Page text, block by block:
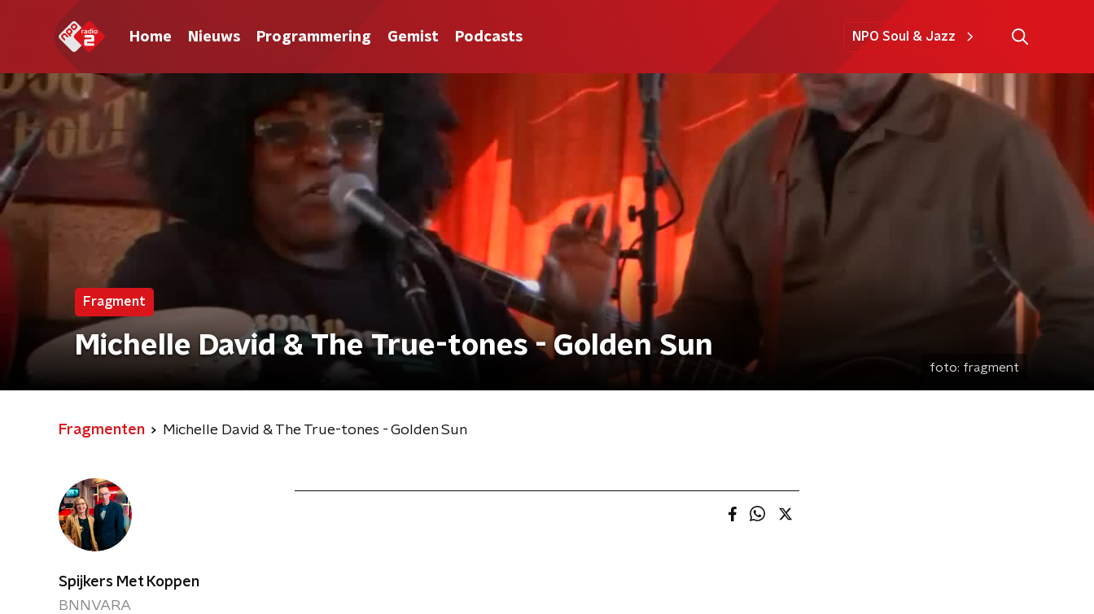
Home Nieuws Programmering Gemist Podcasts NPO Soul & Jazz
Fragment
Michelle David & The True-tones - Golden Sun
foto: fragment
Fragmenten Michelle David & The True-tones - Golden Sun
Spijkers Met Koppen
BNNVARA